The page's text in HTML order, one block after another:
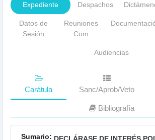
Expediente Despachos
Datos de
Sesión
Reuniones
Com
Audiencias
Carátula Sanc/Aprob/Veto
Bibliografía
Sumario: